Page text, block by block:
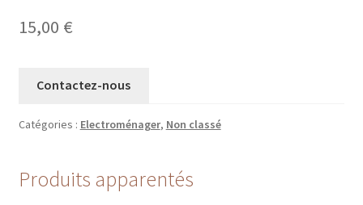
15,00 €
Contactez-nous
Catégories : Electroménager, Non classé
Produits apparentés